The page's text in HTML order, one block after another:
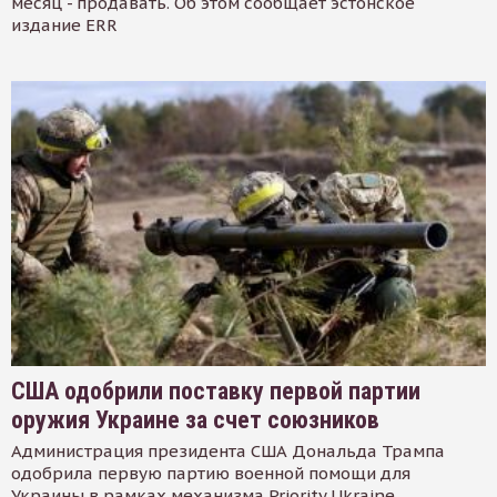
издание ERR
США одобрили поставку первой партии
оружия Украине за счет союзников
Администрация президента США Дональда Трампа
одобрила первую партию военной помощи для